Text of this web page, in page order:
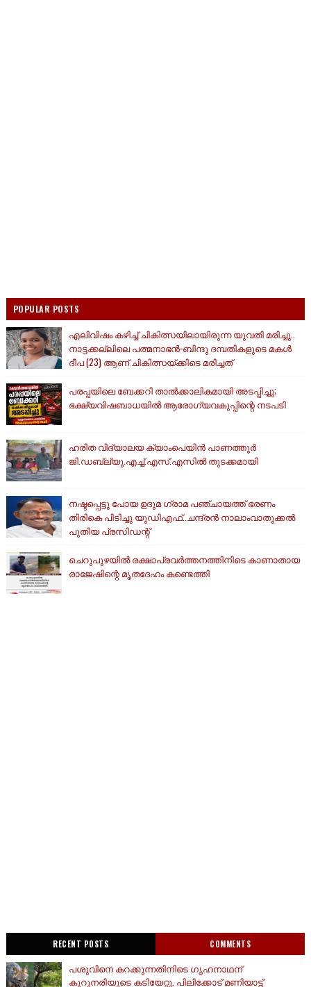
POPULAR POSTS
എലിവിഷം കഴിച്ച് ചികിത്സയിലായിരുന്ന യുവതി മരിച്ചു..
നാട്ടക്കല്ലിലെ പത്മനാഭൻ-ബിന്ദു ദമ്പതികളുടെ മകൾ
ദീപ (23) ആണ് ചികിത്സയ്ക്കിടെ മരിച്ചത്
പരപ്പയിലെ ബേക്കറി താൽക്കാലികമായി അടപ്പിച്ചു;
ഭക്ഷ്യവിഷബാധയിൽ ആരോഗ്യവകുപ്പിന്റെ നടപടി
ഹരിത വിദ്യാലയ ക്യാംപെയിൻ പാണത്തൂർ
ജി.ഡബ്ല്യു.എച്ച്.എസ്.എസിൽ തുടക്കമായി
നഷ്ടപ്പെട്ടു പോയ ഉദുമ ഗ്രാമ പഞ്ചായത്ത് ഭരണം
തിരികെ പിടിച്ചു യുഡിഎഫ്..ചന്ദ്രൻ നാലാംവാതുക്കൽ
പുതിയ പ്രസിഡന്റ്
ചെറുപുഴയിൽ രക്ഷാപ്രവർത്തനത്തിനിടെ കാണാതായ
രാജേഷിന്റെ മൃതദേഹം കണ്ടെത്തി
RECENT POSTS COMMENTS
പശുവിനെ കറക്കുന്നതിനിടെ ഗൃഹനാഥന്
കുറുനരിയുടെ കടിയേറ്റു. പിലിക്കോട് മണിയാട്ട്